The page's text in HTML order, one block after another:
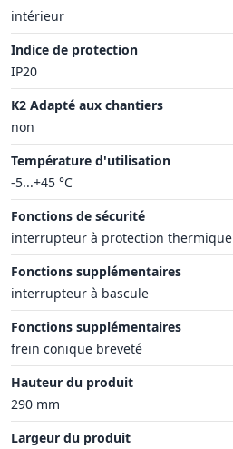
intérieur
Indice de protection
IP20
K2 Adapté aux chantiers
non
Température d'utilisation
-5...+45 °C
Fonctions de sécurité
interrupteur à protection thermique
Fonctions supplémentaires
interrupteur à bascule
Fonctions supplémentaires
frein conique breveté
Hauteur du produit
290 mm
Largeur du produit